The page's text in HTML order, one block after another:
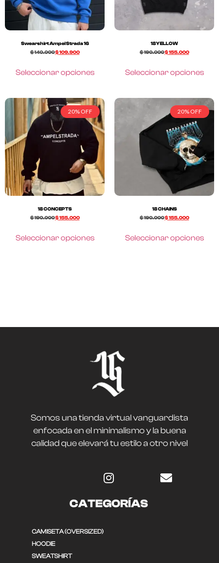
Swearshirt Ampel Strada 16
$140.000$109.900
Seleccionar opciones
18YELLOW
$190.000$155.000
Seleccionar opciones
20% OFF
18 CONCEPTS
$190.000$155.000
Seleccionar opciones
20% OFF
18 CHAINS
$190.000$155.000
Seleccionar opciones
Somos una tienda virtual vanguardista
enfocada en el minimalismo y la buena
calidad que elevará tu estilo a otro nivel
CATEGORÍAS
CAMISETA (OVERSIZED)
HOODIE
SWEATSHIRT